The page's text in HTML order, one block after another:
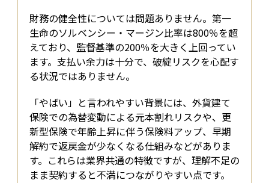
財務の健全性については問題ありません。第一
生命のソルベンシー・マージン比率は800％を超
えており、監督基準の200％を大きく上回ってい
ます。支払い余力は十分で、破綻リスクを心配す
る状況ではありません。
「やばい」と言われやすい背景には、外貨建て
保険での為替変動による元本割れリスクや、更
新型保険で年齢上昇に伴う保険料アップ、早期
解約で返戻金が少なくなる仕組みなどがありま
す。これらは業界共通の特徴ですが、理解不足の
まま契約すると不満につながりやすい点です。